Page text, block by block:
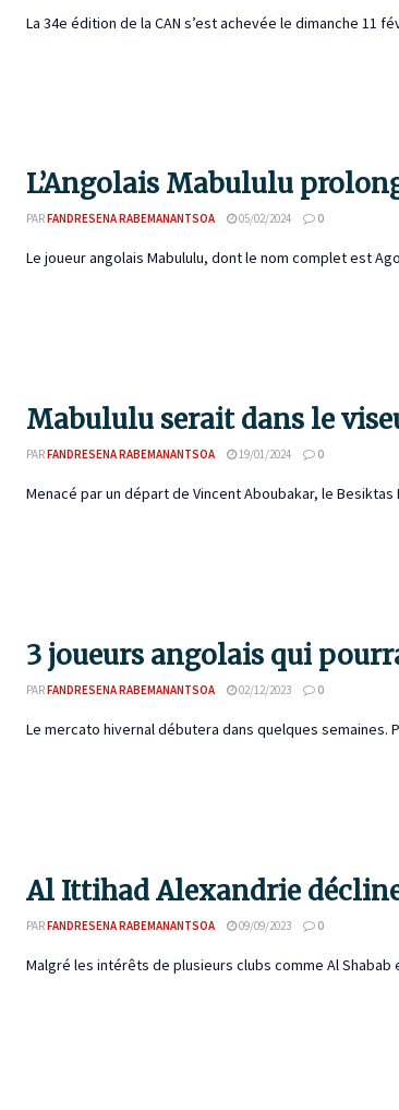
La 34e édition de la CAN s’est achevée le dimanche 11
L’Angolais Mabululu
PARFANDRESENA RABEMANANTSOA 05/02/2024 0
Le joueur angolais Mabululu, dont le nom complet est
Mabululu serait dans le
PARFANDRESENA RABEMANANTSOA 19/01/2024 0
Menacé par un départ de Vincent Aboubakar, le
3 joueurs angolais qui
PARFANDRESENA RABEMANANTSOA 02/12/2023 0
Le mercato hivernal débutera dans quelques semaines.
Al Ittihad Alexandrie
PARFANDRESENA RABEMANANTSOA 09/09/2023 0
Malgré les intérêts de plusieurs clubs comme Al Shabab